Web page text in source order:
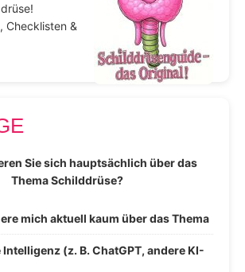
Checklisten &
Sie sich hauptsächlich über das
Thema Schilddrüse?
mich aktuell kaum über das Thema
(z. B. ChatGPT, andere KI-